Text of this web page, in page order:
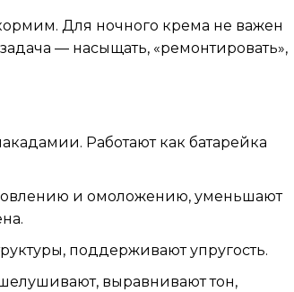
Для ночного крема не важен
— насыщать, «ремонтировать»,
Работают как батарейка
и омоложению, уменьшают
поддерживают упругость.
выравнивают тон,